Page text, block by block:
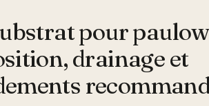
pour
drainage et